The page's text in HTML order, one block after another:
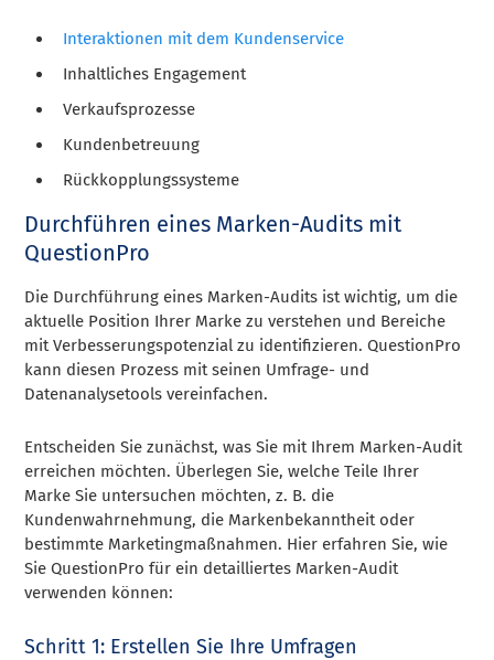
Interaktionen mit dem Kundenservice
Inhaltliches Engagement
Verkaufsprozesse
Kundenbetreuung
Rückkopplungssysteme
Durchführen eines Marken-Audits mit
QuestionPro
Die Durchführung eines Marken-Audits ist wichtig, um die
aktuelle Position Ihrer Marke zu verstehen und Bereiche
mit Verbesserungspotenzial zu identifizieren. QuestionPro
kann diesen Prozess mit seinen Umfrage- und
Datenanalysetools vereinfachen.
Entscheiden Sie zunächst, was Sie mit Ihrem Marken-Audit
erreichen möchten. Überlegen Sie, welche Teile Ihrer
Marke Sie untersuchen möchten, z. B. die
Kundenwahrnehmung, die Markenbekanntheit oder
bestimmte Marketingmaßnahmen. Hier erfahren Sie, wie
Sie QuestionPro für ein detailliertes Marken-Audit
verwenden können:
Schritt 1: Erstellen Sie Ihre Umfragen